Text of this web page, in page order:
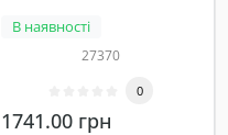
В наявності
27370
0
1741.00 грн